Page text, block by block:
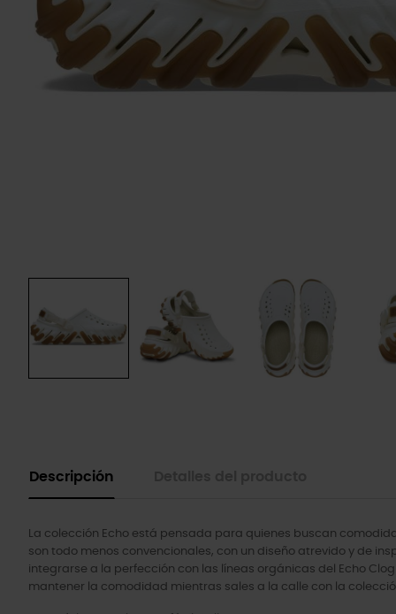
Descripción
La colección Echo está pensada para quienes buscan
son todo menos convencionales, con un diseño atrevido y de
integrarse a la perfección con las líneas orgánicas del Echo
mantener la comodidad mientras sales a la calle con la